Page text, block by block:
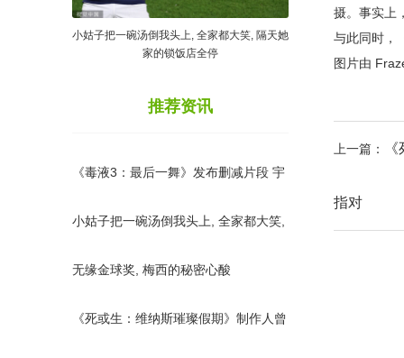
小姑子把一碗汤倒我头上, 全家都大笑, 隔天她
家的锁饭店全停
推荐资讯
《毒液3：最后一舞》发布删减片段 宇
小姑子把一碗汤倒我头上, 全家都大笑,
无缘金球奖, 梅西的秘密心酸
《死或生：维纳斯璀璨假期》制作人曾
摄。事实上
与此同时，
图片由
上一篇：
指对